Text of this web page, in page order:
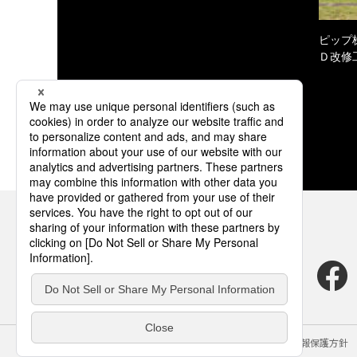
ピップ
Ｄ改修
サイトのご利用にあたって クッキーポリシー 個人情報保護方針